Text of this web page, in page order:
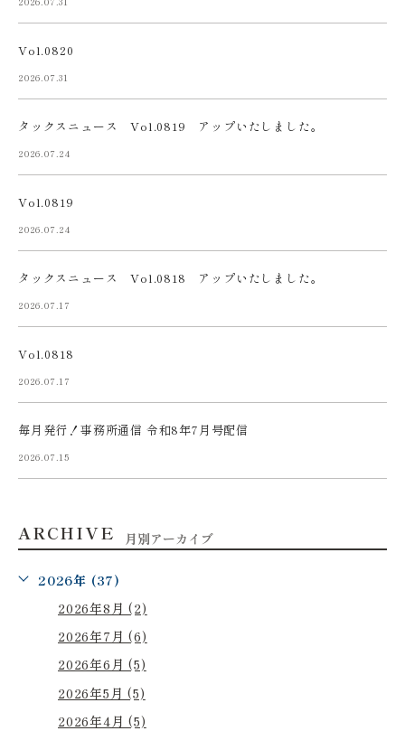
Vol.0820
2026.07.31
タックスニュース Vol.0819 アップいたしました。
2026.07.24
Vol.0819
2026.07.24
タックスニュース Vol.0818 アップいたしました。
2026.07.17
Vol.0818
2026.07.17
毎月発行！事務所通信 令和8年7月号配信
2026.07.15
ARCHIVE 月別アーカイブ
2026年 (37)
2026年8月 (2)
2026年7月 (6)
2026年6月 (5)
2026年5月 (5)
2026年4月 (5)